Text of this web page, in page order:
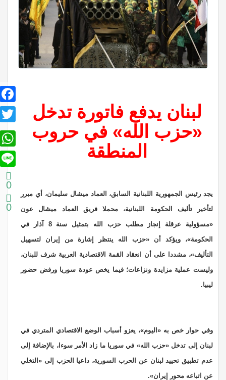
لبنان يدفع فاتورة تدخل
«حزب الله» في حروب
المنطقة
يجد رئيس الجمهورية اللبنانية السابق، العماد ميشال سليمان، أي مبرر
لتأخير تأليف الحكومة اللبنانية، محملا فريق العماد ميشال عون
«مسؤولية عرقلة إنجاز مطلب حزب الله بتمثيل سنة 8 آذار في
الحكومة»، ويؤكد أن «حزب الله ينتظر إشارة من إيران لتسهيل
التأليف»، مشددا على أن انعقاد القمة الاقتصادية العربية شرف للبنان،
وليست عملية مزايدة ونزاعات؛ فيما يخص عودة سوريا ورفض حضور
ليبيا.
وفي حوار خص به «اليوم»، يعزو أسباب الوضع الاقتصادي المتردي في
لبنان إلى تدخل «حزب الله» في سوريا ما زاد الأمر سوءا، بالإضافة إلى
عدم تطبيق تحييد لبنان عن الحرب السورية، داعيا الحزب إلى «التخلي
عن اتباعه محور إيران».
Line
0
0